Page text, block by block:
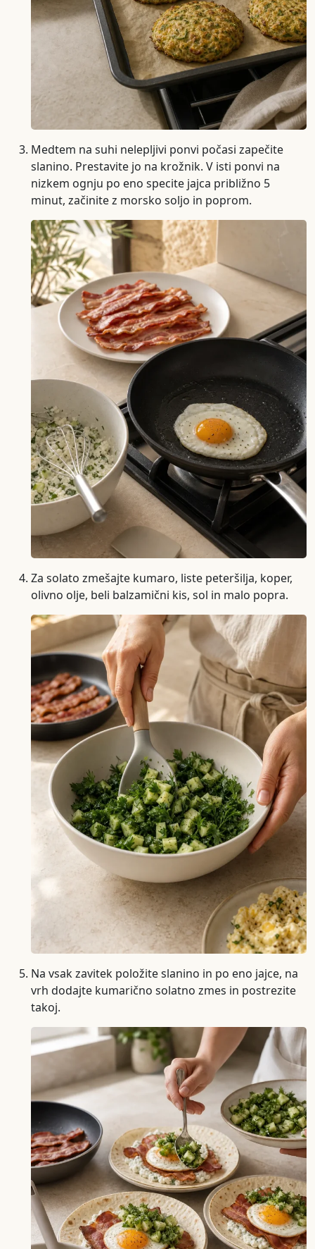
Medtem na suhi nelepljivi ponvi počasi zapečite
slanino. Prestavite jo na krožnik. V isti ponvi na
nizkem ognju po eno specite jajca približno 5
minut, začinite z morsko soljo in poprom.
Za solato zmešajte kumaro, liste peteršilja, koper,
olivno olje, beli balzamični kis, sol in malo popra.
Na vsak zavitek položite slanino in po eno jajce, na
vrh dodajte kumarično solatno zmes in postrezite
takoj.